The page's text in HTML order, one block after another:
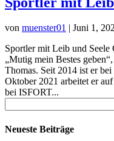
von muenster01 | Juni 1,
Sportler mit Leib und
„Mutig mein Bestes
Thomas. Seit 2014 ist er
Oktober 2021 arbeitet er
bei ISFORT...
nach:
Neueste Beiträge